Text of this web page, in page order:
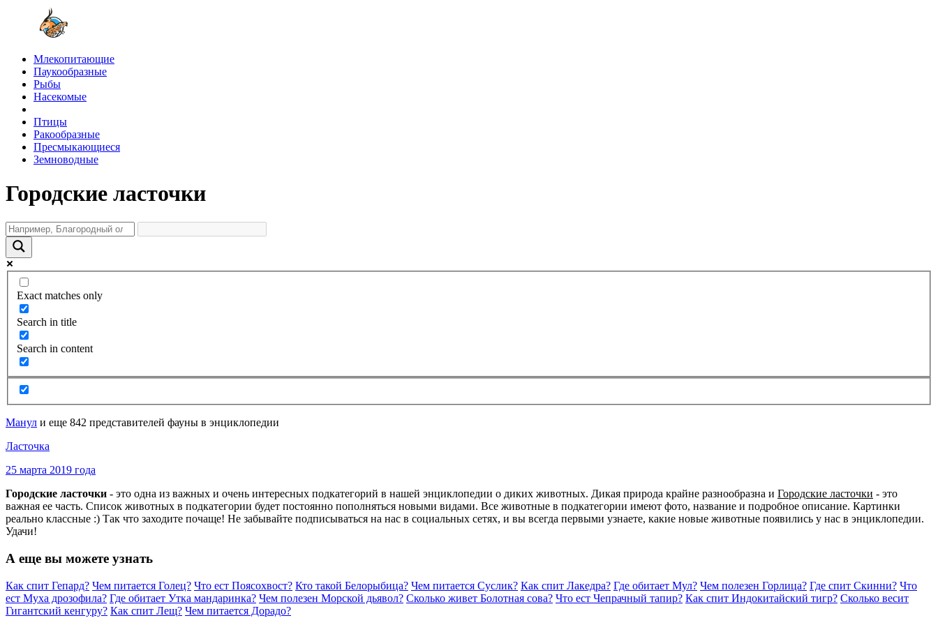
Млекопитающие
Паукообразные
Рыбы
Насекомые
Птицы
Ракообразные
Пресмыкающиеся
Земноводные
Городские ласточки
Exact matches only
Search in title
Search in content
Манул и еще 842 представителей фауны в энциклопедии
Ласточка
25 марта 2019 года
Городские ласточки - это одна из важных и очень интересных подкатегорий в нашей энциклопедии о диких животных. Дикая природа крайне разнообразна и Городские ласточки - это
важная ее часть. Список животных в подкатегории будет постоянно пополняться новыми видами. Все животные в подкатегории имеют фото, название и подробное описание. Картинки
реально классные :) Так что заходите почаще! Не забывайте подписываться на нас в социальных сетях, и вы всегда первыми узнаете, какие новые животные появились у нас в энциклопедии.
Удачи!
А еще вы можете узнать
Как спит Гепард? Чем питается Голец? Что ест Поясохвост? Кто такой Белорыбица? Чем питается Суслик? Как спит Лакедра? Где обитает Мул? Чем полезен Горлица? Где спит Скинни? Что
ест Муха дрозофила? Где обитает Утка мандаринка? Чем полезен Морской дьявол? Сколько живет Болотная сова? Что ест Чепрачный тапир? Как спит Индокитайский тигр? Сколько весит
Гигантский кенгуру? Как спит Лещ? Чем питается Дорадо?